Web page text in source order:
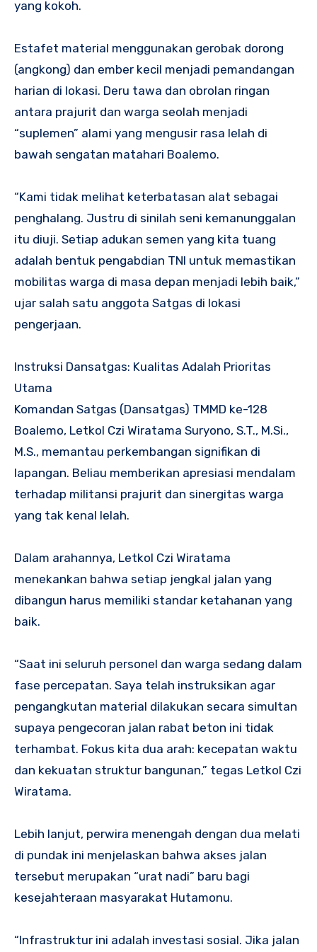
yang kokoh.
Estafet material menggunakan gerobak dorong
(angkong) dan ember kecil menjadi pemandangan
harian di lokasi. Deru tawa dan obrolan ringan
antara prajurit dan warga seolah menjadi
“suplemen” alami yang mengusir rasa lelah di
bawah sengatan matahari Boalemo.
“Kami tidak melihat keterbatasan alat sebagai
penghalang. Justru di sinilah seni kemanunggalan
itu diuji. Setiap adukan semen yang kita tuang
adalah bentuk pengabdian TNI untuk memastikan
mobilitas warga di masa depan menjadi lebih baik,”
ujar salah satu anggota Satgas di lokasi
pengerjaan.
Instruksi Dansatgas: Kualitas Adalah Prioritas
Utama
Komandan Satgas (Dansatgas) TMMD ke-128
Boalemo, Letkol Czi Wiratama Suryono, S.T., M.Si.,
M.S., memantau perkembangan signifikan di
lapangan. Beliau memberikan apresiasi mendalam
terhadap militansi prajurit dan sinergitas warga
yang tak kenal lelah.
Dalam arahannya, Letkol Czi Wiratama
menekankan bahwa setiap jengkal jalan yang
dibangun harus memiliki standar ketahanan yang
baik.
“Saat ini seluruh personel dan warga sedang dalam
fase percepatan. Saya telah instruksikan agar
pengangkutan material dilakukan secara simultan
supaya pengecoran jalan rabat beton ini tidak
terhambat. Fokus kita dua arah: kecepatan waktu
dan kekuatan struktur bangunan,” tegas Letkol Czi
Wiratama.
Lebih lanjut, perwira menengah dengan dua melati
di pundak ini menjelaskan bahwa akses jalan
tersebut merupakan “urat nadi” baru bagi
kesejahteraan masyarakat Hutamonu.
“Infrastruktur ini adalah investasi sosial. Jika jalan